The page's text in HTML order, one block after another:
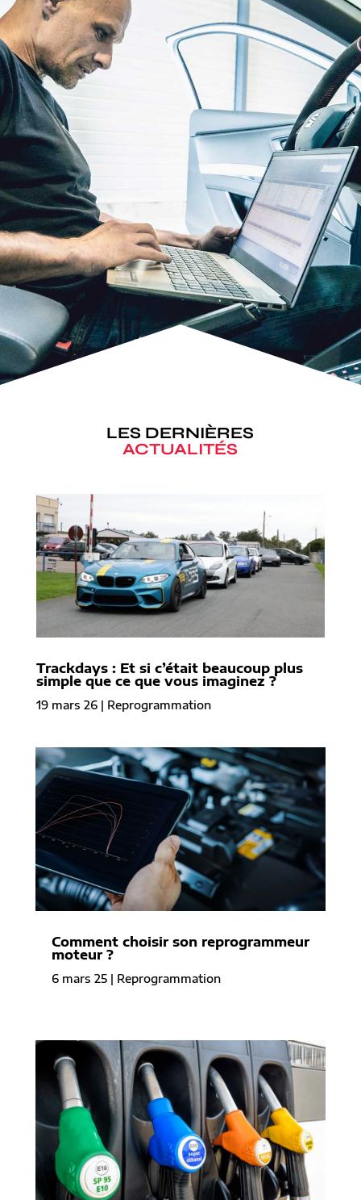
LES DERNIÈRES
ACTUALITÉS
Trackdays : Et si c’était beaucoup plus
simple que ce que vous imaginez ?
19 mars 26| Reprogrammation
Comment choisir son reprogrammeur
moteur ?
6 mars 25| Reprogrammation